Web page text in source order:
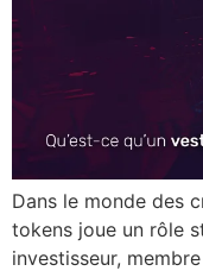
Dans le monde des
tokens joue un rôle
investisseur,